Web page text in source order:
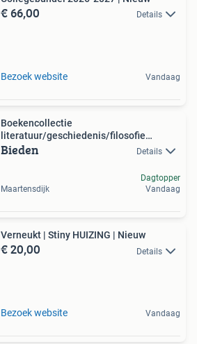
€ 66,00 Details
Bezoek website Vandaag
Boekencollectie
literatuur/geschiedenis/filosofie
(NL/EN)
Bieden Details
Maartensdijk
Dagtopper
Vandaag
Verneukt | Stiny HUIZING | Nieuw
€ 20,00 Details
Bezoek website Vandaag